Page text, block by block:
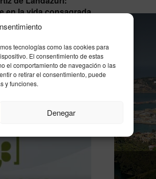
tecnologías como las cookies para
El consentimiento de estas
el comportamiento de navegación o las
o retirar el consentimiento, puede
y funciones.
Denegar
en la vida consagrada